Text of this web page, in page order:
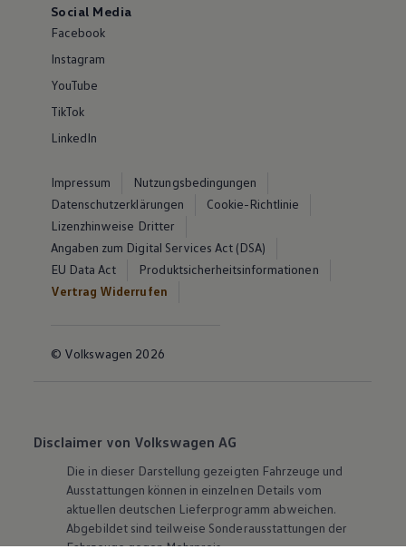
Social Media
Facebook
Instagram
YouTube
TikTok
LinkedIn
Impressum
Nutzungsbedingungen
Datenschutzerklärungen
Cookie-Richtlinie
Lizenzhinweise Dritter
Angaben zum Digital Services Act (DSA)
EU Data Act
Produktsicherheitsinformationen
Vertrag Widerrufen
© Volkswagen 2026
Disclaimer von Volkswagen AG
Die in dieser Darstellung gezeigten Fahrzeuge und
Ausstattungen können in einzelnen Details vom
aktuellen deutschen Lieferprogramm abweichen.
Abgebildet sind teilweise Sonderausstattungen der